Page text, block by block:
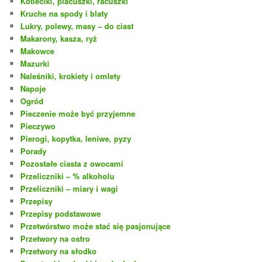
Kruche na spody i blaty
Lukry, polewy, masy – do ciast
Makarony, kasza, ryż
Makowce
Mazurki
Naleśniki, krokiety i omlety
Napoje
Ogród
Pieczenie może być przyjemne
Pieczywo
Pierogi, kopytka, leniwe, pyzy
Porady
Pozostałe ciasta z owocami
Przeliczniki – % alkoholu
Przeliczniki – miary i wagi
Przepisy
Przepisy podstawowe
Przetwórstwo może stać się pasjonujące
Przetwory na ostro
Przetwory na słodko